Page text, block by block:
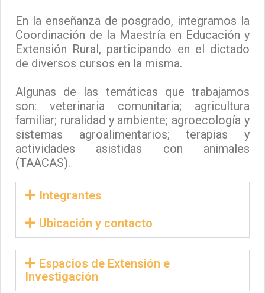
En la enseñanza de posgrado, integramos la
Coordinación de la Maestría en Educación y
Extensión Rural, participando en el dictado
de diversos cursos en la misma.
Algunas de las temáticas que trabajamos
son: veterinaria comunitaria; agricultura
familiar; ruralidad y ambiente; agroecología y
sistemas agroalimentarios; terapias y
actividades asistidas con animales
(TAACAS).
Integrantes
Ubicación y contacto
Espacios de Extensión e
Investigación